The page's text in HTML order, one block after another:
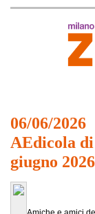
06/06/2026
AEdicola
giugno 2026